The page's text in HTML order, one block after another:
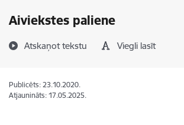
Aiviekstes paliene
Atskaņot tekstu Viegli lasīt
Publicēts: 23.10.2020.
Atjaunināts: 17.05.2025.